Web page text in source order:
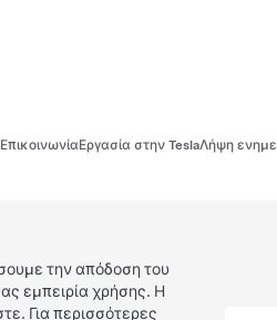
ΕπικοινωνίαΕργασία στην TeslaΛήψη
την απόδοση του
εμπειρία χρήσης. Η
Για περισσότερες